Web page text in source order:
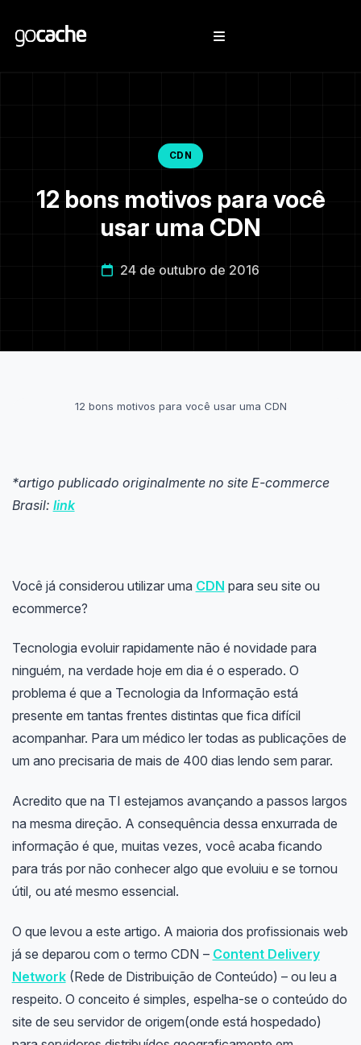
CDN
12 bons motivos para você
usar uma CDN
24 de outubro de 2016
12 bons motivos para você usar uma CDN
*artigo publicado originalmente no site E-commerce
Brasil: link
Você já considerou utilizar uma CDN para seu site ou
ecommerce?
Tecnologia evoluir rapidamente não é novidade para
ninguém, na verdade hoje em dia é o esperado. O
problema é que a Tecnologia da Informação está
presente em tantas frentes distintas que fica difícil
acompanhar. Para um médico ler todas as publicações de
um ano precisaria de mais de 400 dias lendo sem parar.
Acredito que na TI estejamos avançando a passos largos
na mesma direção. A consequência dessa enxurrada de
informação é que, muitas vezes, você acaba ficando
para trás por não conhecer algo que evoluiu e se tornou
útil, ou até mesmo essencial.
O que levou a este artigo. A maioria dos profissionais web
já se deparou com o termo CDN – Content Delivery
Network(Rede de Distribuição de Conteúdo) – ou leu a
respeito. O conceito é simples, espelha-se o conteúdo do
site de seu servidor de origem(onde está hospedado)